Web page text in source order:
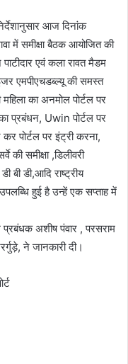
आज दिनांक
में समीक्षा बैठक आयोजित की
एवं कला रावत मैडम
एमपीएचडब्ल्यू की समस्त
महिला का अनमोल पोर्टल पर
प्रबंधन, Uwin पोर्टल पर
पोर्टल पर इंट्री करना,
की समीक्षा ,डिलीवरी
बी डी,आदि राष्ट्रीय
हुई है उन्हें एक सप्ताह में
अशीष पंवार , परसराम
ने जानकारी दी।